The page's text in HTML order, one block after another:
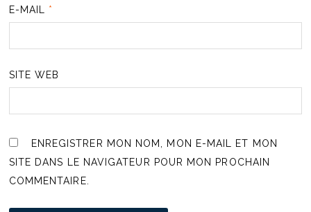
E-MAIL *
SITE WEB
ENREGISTRER MON NOM, MON E-MAIL ET MON
SITE DANS LE NAVIGATEUR POUR MON PROCHAIN
COMMENTAIRE.